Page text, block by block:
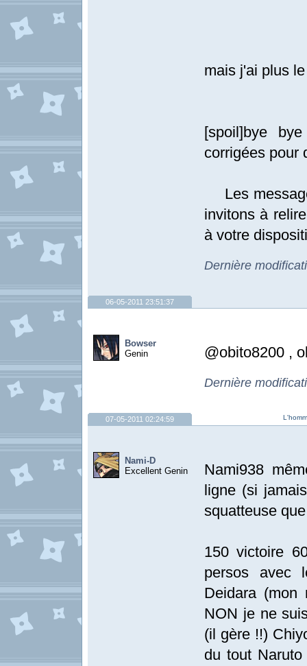
mais j'ai plus
[spoil]bye
corrigées pour
Les
invitons à
à votre
Dernière
06-05-2011 23:51:37
Bowser
Genin
@obito8200 ,
Dernière
07-05-2011 02:24:59
Nami-D
Excellent Genin
Nami938
ligne (si
squatteuse
150 victoire
persos avec
Deidara
NON je ne
(il gère !!)
du tout